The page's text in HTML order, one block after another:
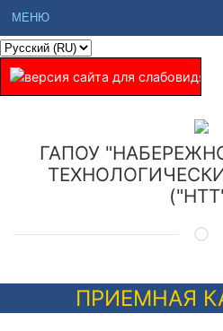
МЕНЮ
ГАПОУ
ПРИЕМНАЯ